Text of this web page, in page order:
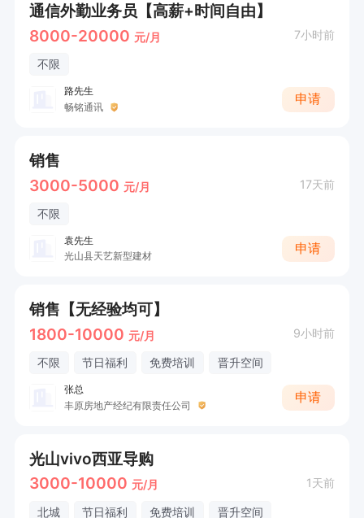
通信外勤业务员【高薪+时间自由】
8000-20000 元/月 7小时前
不限
路先生
畅铭通讯
申请
销售
3000-5000 元/月 17天前
不限
袁先生
光山县天艺新型建材
申请
销售【无经验均可】
1800-10000 元/月 9小时前
不限 节日福利 免费培训 晋升空间
张总
丰原房地产经纪有限责任公司
申请
光山vivo西亚导购
3000-10000 元/月 1天前
北城 节日福利 免费培训 晋升空间